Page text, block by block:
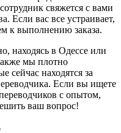
свяжется с вами
Если вас все устраивает,
к выполнению заказа.
находясь в Одессе или
мы плотно
сейчас находятся за
Если вы ищете
с опытом,
ваш вопрос!